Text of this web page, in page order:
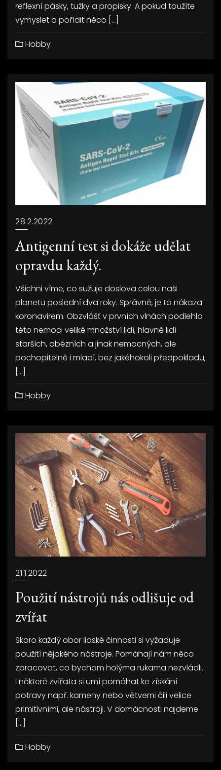
reflexní pásky, tužky a propisky. A pokud toužíte
vymyslet a pořídit něco […]
Hobby
28.2.2022
Antigenní test si dokáže udělat
opravdu každý.
Všichni víme, co sužuje doslova celou naši
planetu poslední dva roky. Správně, je to nákaza
koronavirem. Obzvlášť v prvních vlnách podlehlo
této nemoci veliké množství lidí, hlavně lidí
starších, obézních a jinak nemocných, ale
pochopitelně i mladí, bez jakéhokoli předpokladu,
[…]
Hobby
21.1.2022
Použití nástrojů nás odlišuje od
zvířat
Skoro každý obor lidské činnosti si vyžaduje
použití nějakého nástroje. Pomáhají nám něco
zpracovat, co bychom holýma rukama nezvládli.
I některé zvířata si umí pomáhat ke získání
potravy např. kameny nebo větvemi čili velice
primitivními, ale nástroji. V domácnosti najdeme
[…]
Hobby